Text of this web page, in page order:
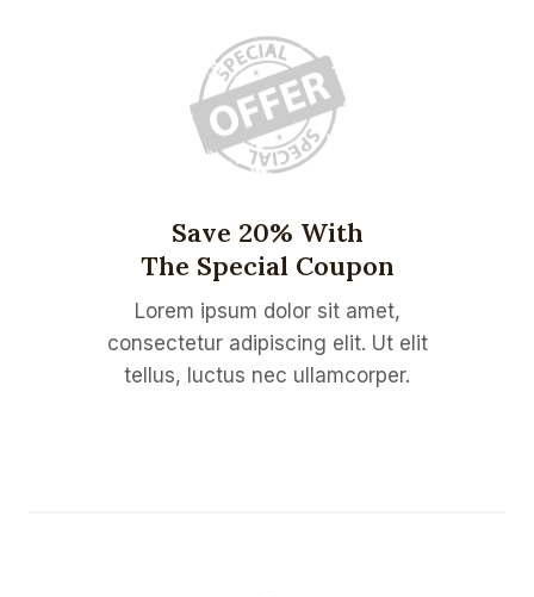
Save 20% With
The Special Coupon
Lorem ipsum dolor sit amet,
consectetur adipiscing elit. Ut elit
tellus, luctus nec ullamcorper.